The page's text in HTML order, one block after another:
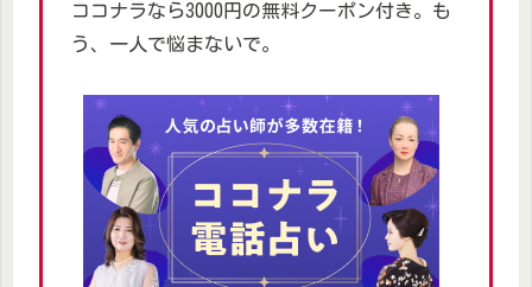
ココナラなら3000円の無料クーポン付き。も
う、一人で悩まないで。